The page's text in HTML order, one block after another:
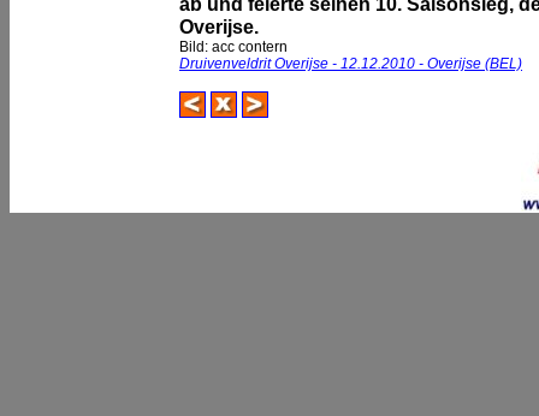
Overijse.
Bild: acc contern
Druivenveldrit Overijse - 12.12.2010 - Overijse (BEL)